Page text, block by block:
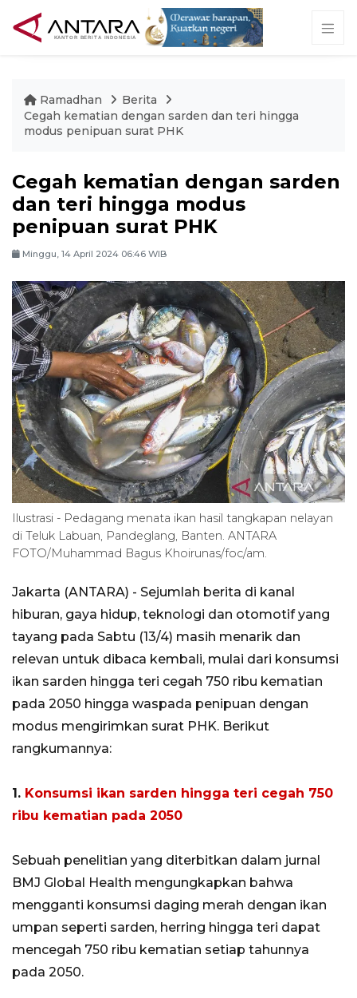
Ramadhan
Berita
Cegah kematian dengan sarden dan teri hingga
modus penipuan surat PHK
Cegah kematian dengan sarden
dan teri hingga modus
penipuan surat PHK
Minggu, 14 April 2024 06:46 WIB
Ilustrasi - Pedagang menata ikan hasil tangkapan nelayan
di Teluk Labuan, Pandeglang, Banten. ANTARA
FOTO/Muhammad Bagus Khoirunas/foc/am.
Jakarta (ANTARA) - Sejumlah berita di kanal
hiburan, gaya hidup, teknologi dan otomotif yang
tayang pada Sabtu (13/4) masih menarik dan
relevan untuk dibaca kembali, mulai dari konsumsi
ikan sarden hingga teri cegah 750 ribu kematian
pada 2050 hingga waspada penipuan dengan
modus mengirimkan surat PHK. Berikut
rangkumannya:
1. Konsumsi ikan sarden hingga teri cegah 750
ribu kematian pada 2050
Sebuah penelitian yang diterbitkan dalam jurnal
BMJ Global Health mengungkapkan bahwa
mengganti konsumsi daging merah dengan ikan
umpan seperti sarden, herring hingga teri dapat
mencegah 750 ribu kematian setiap tahunnya
pada 2050.